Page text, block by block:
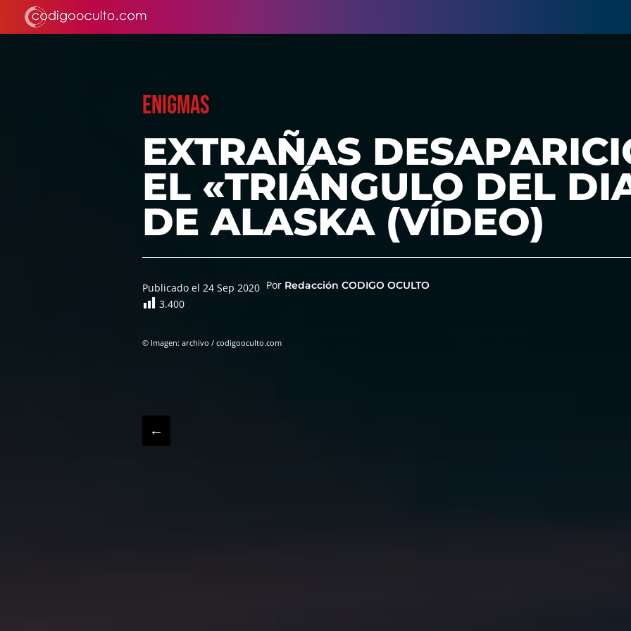
ENIGMAS
EXTRAÑAS
EL «TRIÁNGULO DEL
DE ALASKA (VÍDEO)
Publicado el 24 Sep 2020 Por Redacción CODIGO OCULTO
3.400
© Imagen: archivo / codigooculto.com
←